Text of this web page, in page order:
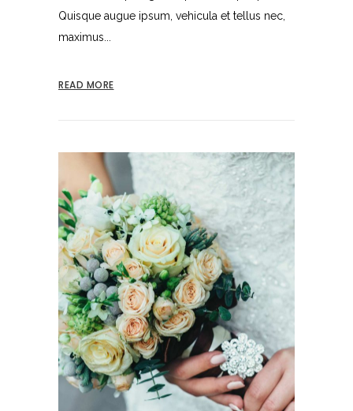
Quisque augue ipsum, vehicula et tellus nec,
maximus...
READ MORE